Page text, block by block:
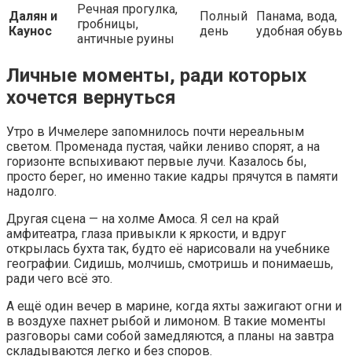
Далян и
Каунос
Речная прогулка,
гробницы,
античные руины
Полный
день
Панама, вода,
удобная обувь
Личные моменты, ради которых
хочется вернуться
Утро в Ичмелере запомнилось почти нереальным
светом. Променада пустая, чайки лениво спорят, а на
горизонте вспыхивают первые лучи. Казалось бы,
просто берег, но именно такие кадры прячутся в памяти
надолго.
Другая сцена — на холме Амоса. Я сел на край
амфитеатра, глаза привыкли к яркости, и вдруг
открылась бухта так, будто её нарисовали на учебнике
географии. Сидишь, молчишь, смотришь и понимаешь,
ради чего всё это.
А ещё один вечер в марине, когда яхты зажигают огни и
в воздухе пахнет рыбой и лимоном. В такие моменты
разговоры сами собой замедляются, а планы на завтра
складываются легко и без споров.